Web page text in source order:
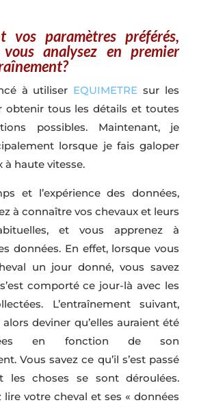
vos paramètres préférés,
analysez en premier
à utiliser EQUIMETRE sur les
obtenir tous les détails et toutes
possibles. Maintenant, je
lorsque je fais galoper
à haute vitesse.
et l’expérience des données,
à connaître vos chevaux et leurs
et vous apprenez à
données. En effet, lorsque vous
un jour donné, vous savez
comporté ce jour-là avec les
L’entraînement suivant,
deviner qu’elles auraient été
en fonction de son
Vous savez ce qu’il s’est passé
les choses se sont déroulées.
lire votre cheval et ses « données